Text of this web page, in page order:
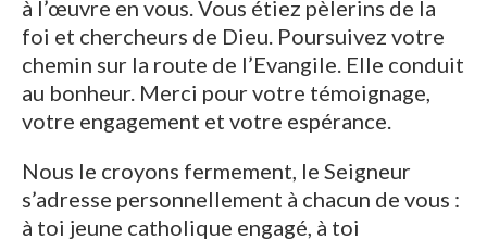
à l’œuvre en vous. Vous étiez pèlerins de la
foi et chercheurs de Dieu. Poursuivez votre
chemin sur la route de l’Evangile. Elle conduit
au bonheur. Merci pour votre témoignage,
votre engagement et votre espérance.
Nous le croyons fermement, le Seigneur
s’adresse personnellement à chacun de vous :
à toi jeune catholique engagé, à toi